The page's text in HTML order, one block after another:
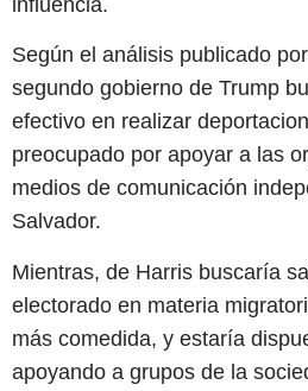
Según el análisis publicado
segundo gobierno de Trump
efectivo en realizar
preocupado por apoyar a las
medios de comunicación
Salvador.
Mientras, de Harris buscaría
electorado en materia
más comedida, y estaría
apoyando a grupos de la